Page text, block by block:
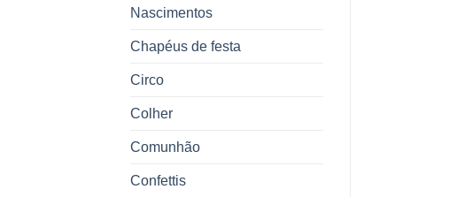
Nascimentos
Chapéus de festa
Circo
Colher
Comunhão
Confettis